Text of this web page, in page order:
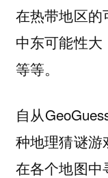
在热带地区的
中东可能性
等等。
自从
种地理猜谜游
在各个地图中